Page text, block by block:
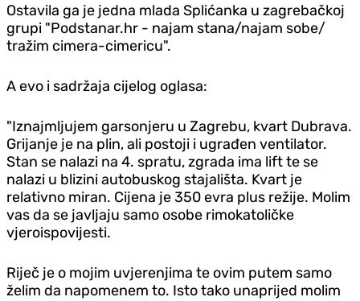
Ostavila ga je jedna mlada Splićanka u zagrebačkoj
grupi "Podstanar.hr - najam stana/najam sobe/
tražim cimera-cimericu".
A evo i sadržaja cijelog oglasa:
"Iznajmljujem garsonjeru u Zagrebu, kvart Dubrava.
Grijanje je na plin, ali postoji i ugrađen ventilator.
Stan se nalazi na 4. spratu, zgrada ima lift te se
nalazi u blizini autobuskog stajališta. Kvart je
relativno miran. Cijena je 350 evra plus režije. Molim
vas da se javljaju samo osobe rimokatoličke
vjeroispovijesti.
Riječ je o mojim uvjerenjima te ovim putem samo
želim da napomenem to. Isto tako unaprijed molim